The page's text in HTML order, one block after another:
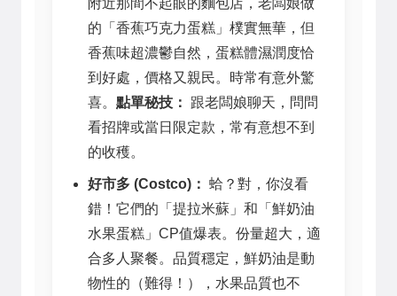
附近那間不起眼的麵包店，老闆娘做
的「香蕉巧克力蛋糕」樸實無華，但
香蕉味超濃鬱自然，蛋糕體濕潤度恰
到好處，價格又親民。時常有意外驚
喜。 點單秘技：
跟老闆娘聊天，問問
看招牌或當日限定款，常有意想不到
的收穫。
好市多 (Costco)： 蛤？對，你沒看
錯！它們的「提拉米蘇」和「鮮奶油
水果蛋糕」CP值爆表。份量超大，適
合多人聚餐。品質穩定，鮮奶油是動
物性的（難得！），水果品質也不